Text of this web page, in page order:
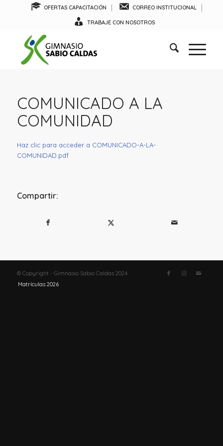
OFERTAS CAPACITACIÓN CORREO INSTITUCIONAL
TRABAJE CON NOSOTROS
COMUNICADO A LA
COMUNIDAD
Haz clic para acceder a COMUNICADO-A-LA-
COMUNIDAD.pdf
Compartir:
© Copyright - Gimnasio Sabio Caldas 2024
Matrículas 2026